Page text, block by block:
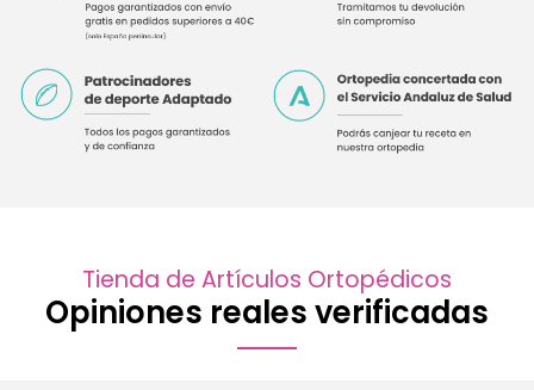
Tienda de Artículos Ortopédicos
Opiniones reales verificadas